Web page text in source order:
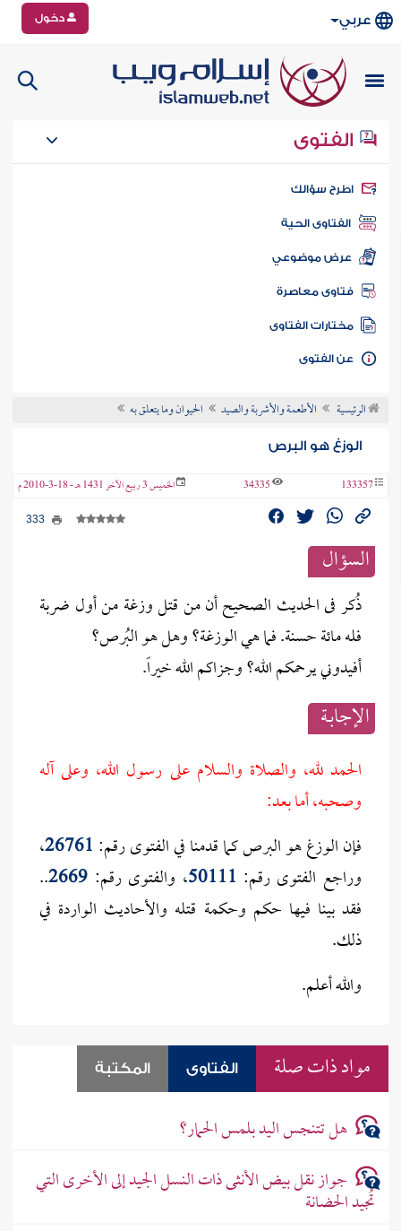
عربي دخول
الفتوى
سؤالك
الفتاوى الحية
عرض موضوعي
فتاوى معاصرة
مختارات الفتاوى
الفتوى
الرئيسية الأطعمة والأشربة والصيد الحيوان وما يتعلق به
الوزغ هو البرص
133357
34335 الخميس 3 ربيع الآخر 1431 هـ - 18-3-2010 م
السؤال
ذُكر فى الحديث الصحيح أن من قتل وزغة من أول ضربة
فله مائة حسنة. فما هي الوزغة؟ وهل هو البُرص؟
أفيدوني يرحمكم الله؟ وجزاكم الله خيراً.
الإجابــة
الحمد لله، والصلاة والسلام على رسول الله، وعلى آله
وصحبه، أما بعد:
فإن الوزغ هو البرص كما قدمنا في الفتوى رقم: 26761،
وراجع الفتوى رقم: 50111، والفتوى رقم: 2669
..
فقد بينا فيها حكم وحكمة قتله والأحاديث الواردة في
ذلك.
والله أعلم.
مواد ذات صلة الفتاوى المكتبة
هل تتنجس اليد بلمس الحمار؟
جواز نقل بيض الأنثى ذات النسل الجيد إلى الأخرى التي
تُجيد الحضانة